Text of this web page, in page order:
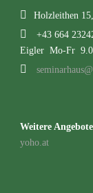
Holzleithen
+43
Eigler Mo-Fr
Weitere
yoho.at